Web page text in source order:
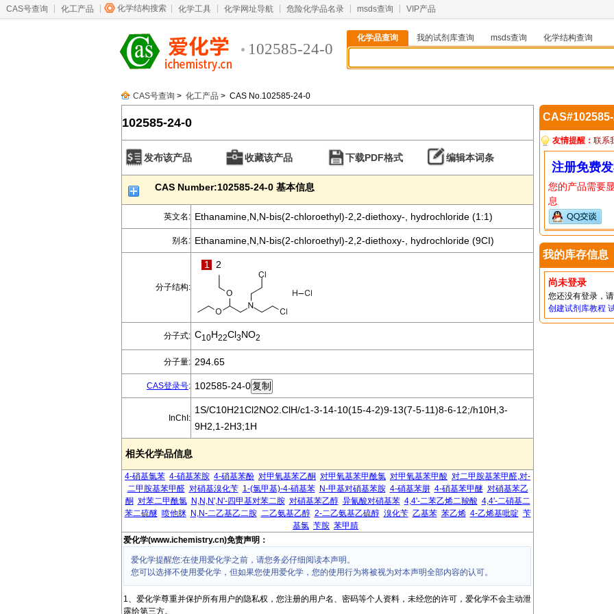
CAS号查询 化工产品 化学结构搜索 化学工具 化学网址导航 危险化学品名录 msds查询 VIP产品
102585-24-0
化学品查询 我的试剂库查询 msds查询
化学结构查询
CAS号查询 > 化工产品 > CAS No.102585-24-0
102585-24-0
发布该产品 收藏该产品 下载PDF格式 编辑本词条
CAS Number:102585-24-0 基本信息
英文名: Ethanamine,N,N-bis(2-chloroethyl)-2,2-diethoxy-, hydrochloride (1:1)
别名: Ethanamine,N,N-bis(2-chloroethyl)-2,2-diethoxy-, hydrochloride (9CI)
分子结构:
1 2
分子式: C10H22Cl3NO2
分子量: 294.65
CAS登录号: 102585-24-0
InChI:
1S/C10H21Cl2NO2.ClH/c1-3-14-10(15-4-2)9-13(7-5-11)8-6-12;/h10H,3-
9H2,1-2H3;1H
相关化学品信息
4-硝基氯苯 4-硝基苯胺 4-硝基苯酚 对甲氧基苯乙酮 对甲氧基苯甲酰氯 对甲氧基苯甲酸 对二甲胺基苯甲醛,对-
二甲胺基苯甲醛 对硝基溴化苄 1-(氯甲基)-4-硝基苯 N-甲基对硝基苯胺 4-硝基苯肼 4-硝基苯甲醚 对硝基苯乙
酮 对苯二甲酰氯 N,N,N',N'-四甲基对苯二胺 对硝基苯乙醇 异氰酸对硝基苯 4,4'-二苯乙烯二羧酸 4,4'-二硝基二
苯二硫醚 喷他脒 N,N-二乙基乙二胺 二乙氨基乙醇 2-二乙氨基乙硫醇 溴化苄 乙基苯 苯乙烯 4-乙烯基吡啶 苄
基氯 苄胺 苯甲腈
爱化学(www.ichemistry.cn)免责声明：
爱化学提醒您:在使用爱化学之前，请您务必仔细阅读本声明。
您可以选择不使用爱化学，但如果您使用爱化学，您的使用行为将被视为对本声明全部内容的认可。
1、爱化学尊重并保护所有用户的隐私权，您注册的用户名、密码等个人资料，未经您的许可，爱化学不会主动泄
露给第三方。
友情提醒： 联系
注册免费
您的产品需要
息
我的库存信息
尚未登录
您还没有登录，
创建试剂库教程